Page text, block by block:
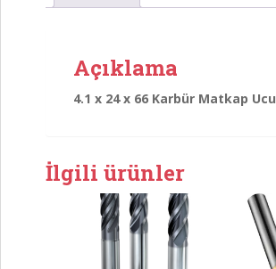
Ucu
Açıklama
4.1 x 24 x 66 Karbür Matkap Ucu
İlgili ürünler